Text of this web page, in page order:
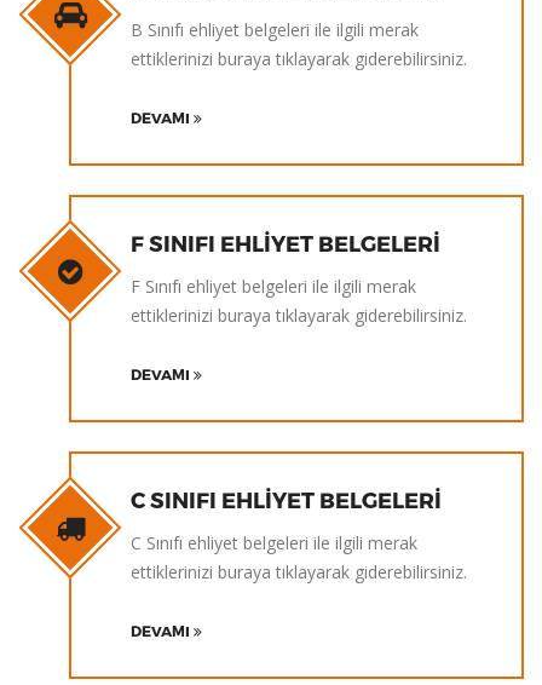
B Sınıfı ehliyet belgeleri ile ilgili merak
ettiklerinizi buraya tıklayarak giderebilirsiniz.
DEVAMI
F SINIFI EHLIYET BELGELERI
F Sınıfı ehliyet belgeleri ile ilgili merak
ettiklerinizi buraya tıklayarak giderebilirsiniz.
DEVAMI
C SINIFI EHLIYET BELGELERI
C Sınıfı ehliyet belgeleri ile ilgili merak
ettiklerinizi buraya tıklayarak giderebilirsiniz.
DEVAMI